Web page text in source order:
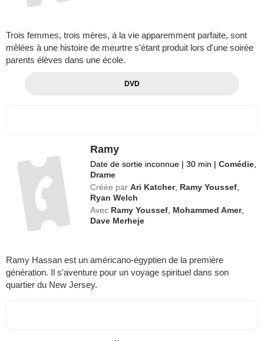
Trois femmes, trois mères, à la vie apparemment parfaite, sont
mêlées à une histoire de meurtre s'étant produit lors d'une soirée
parents élèves dans une école.
DVD
Ramy
Date de sortie inconnue | 30 min | Comédie,
Drame
Créée par Ari Katcher, Ramy Youssef,
Ryan Welch
Avec Ramy Youssef, Mohammed Amer,
Dave Merheje
Ramy Hassan est un américano-égyptien de la première
génération. Il s'aventure pour un voyage spirituel dans son
quartier du New Jersey.